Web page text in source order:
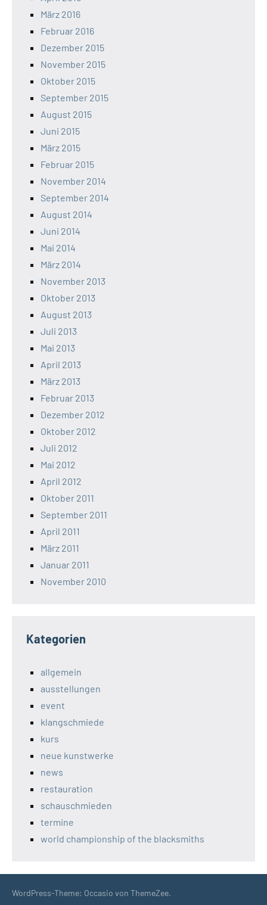
März 2016
Februar 2016
Dezember 2015
November 2015
Oktober 2015
September 2015
August 2015
Juni 2015
März 2015
Februar 2015
November 2014
September 2014
August 2014
Juni 2014
Mai 2014
März 2014
November 2013
Oktober 2013
August 2013
Juli 2013
Mai 2013
April 2013
März 2013
Februar 2013
Dezember 2012
Oktober 2012
Juli 2012
Mai 2012
April 2012
Oktober 2011
September 2011
April 2011
März 2011
Januar 2011
November 2010
Kategorien
allgemein
ausstellungen
event
klangschmiede
kurs
neue kunstwerke
news
restauration
schauschmieden
termine
world championship of the blacksmiths
WordPress-Theme: Occasio von ThemeZee.